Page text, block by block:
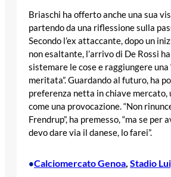
Briaschi ha offerto anche una sua
partendo da una riflessione sulla
Secondo l’ex attaccante, dopo un
non esaltante, l’arrivo di De Rossi
sistemare le cose e raggiungere una
meritata”. Guardando al futuro, ha
preferenza netta in chiave mercato,
come una provocazione. “Non
Frendrup”, ha premesso, “ma se per
devo dare via il danese, lo farei”.
•Calciomercato Genoa, Stadio